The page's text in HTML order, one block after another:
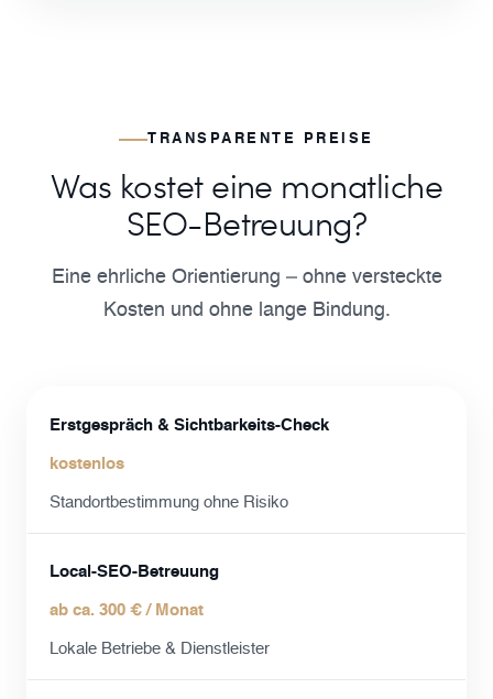
TRANSPARENTE PREISE
Was kostet eine monatliche
SEO-Betreuung?
Eine ehrliche Orientierung – ohne versteckte
Kosten und ohne lange Bindung.
Erstgespräch & Sichtbarkeits-Check
kostenlos
Standortbestimmung ohne Risiko
Local-SEO-Betreuung
ab ca. 300 € / Monat
Lokale Betriebe & Dienstleister